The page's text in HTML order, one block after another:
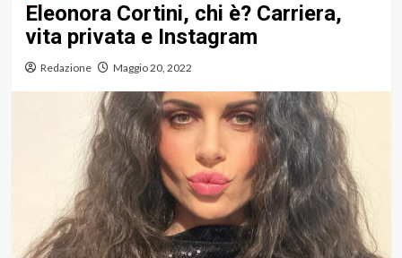
Eleonora Cortini, chi è? Carriera,
vita privata e Instagram
Redazione Maggio 20, 2022